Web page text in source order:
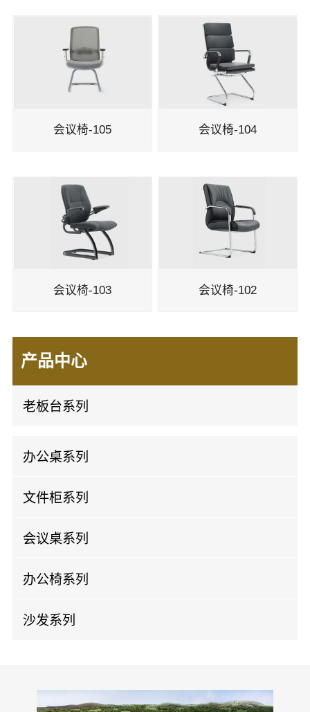
会议椅-105 会议椅-104
会议椅-103 会议椅-102
产品中心
老板台系列
办公桌系列
屏风办公桌
开放办公桌
文件柜系列
实木文件柜
板式文件柜
会议桌系列
实木会议桌
板式会议桌
办公椅系列
老板椅
沙发系列
办公布沙发